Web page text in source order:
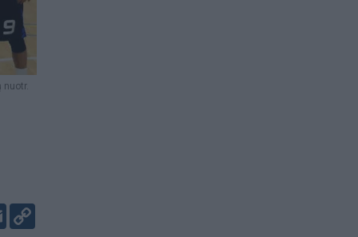
nuotr.
Email